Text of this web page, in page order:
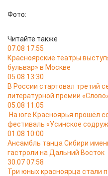
Фото:
Читайте также
07.08 17:55
Красноярские театры
бульвар» в Москве
05.08 13:30
В России стартовал третий
литературной премии
05.08 11:05
На юге Красноярья прошёл
фестиваль «Усинское
01.08 10:00
Ансамбль танца Сибири
гастроли на Дальний Восток
30.07 07:58
Три юных красноярца стали